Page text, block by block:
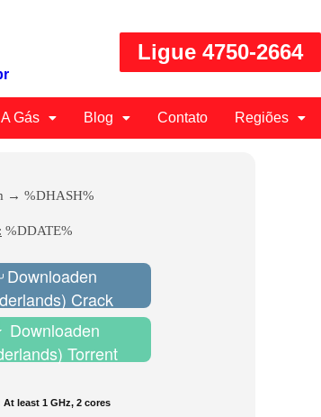
Ligue 4750-2664
A Gás Blog Contato Regiões
→ %DHASH%
%DDATE%
Downloaden
Crack
Downloaden
Torrent
At least 1 GHz, 2 cores